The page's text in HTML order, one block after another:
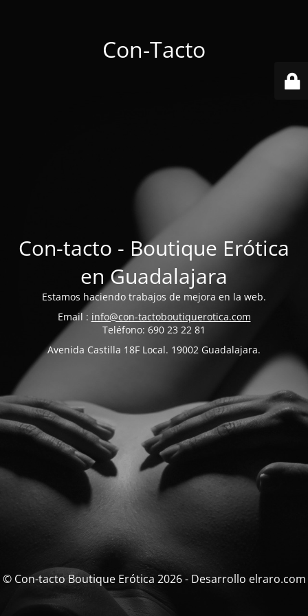
Con-Tacto
Con-tacto - Boutique Erótica
en Guadalajara
Estamos haciendo trabajos de mejora en la web.
Email : info@con-tactoboutiquerotica.com
Teléfono: 690 23 22 81
Avenida Castilla 18F Local. 19002 Guadalajara.
© Con-tacto Boutique Erótica 2026 - Desarrollo elraro.com